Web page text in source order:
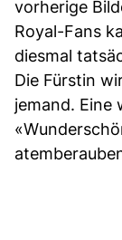
vorherige
Royal-Fans
diesmal
Die Fürstin
jemand. Eine